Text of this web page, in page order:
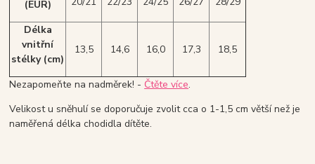
(EUR)
Délka
vnitřní
stélky (cm)
13,5 14,6 16,0 17,3 18,5
Nezapomeňte na nadměrek! - Čtěte více.
Velikost u sněhulí se doporučuje zvolit cca o 1-1,5 cm větší než je
naměřená délka chodidla dítěte.